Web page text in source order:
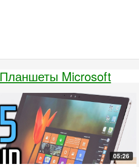
Планшеты Microsoft
05:26